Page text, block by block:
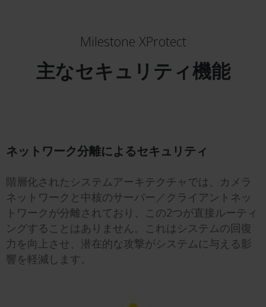
Milestone XProtect
主なセキュリティ機能
ネットワーク分離によるセキュリティ
階層化されたシステムアーキテクチャでは、カメラ
ネットワークと中核のサーバー／クライアントネッ
トワークが分離されており、この2つが直接ルーティ
ングすることはありません。これはシステムの回復
力を向上させ、潜在的な攻撃がシステムに与える影
響を軽減します。